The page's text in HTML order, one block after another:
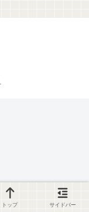
トップ サイドバー